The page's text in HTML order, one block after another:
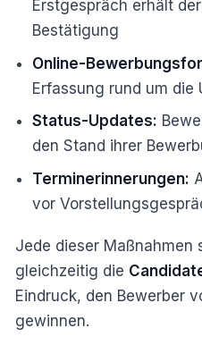
Erstgespräch erhält
Bestätigung
Online-
Erfassung rund um die
Status-Updates:
den Stand ihrer
Terminerinnerungen:
vor
Jede dieser Maßnahmen
gleichzeitig die
Eindruck, den Bewerber
gewinnen.